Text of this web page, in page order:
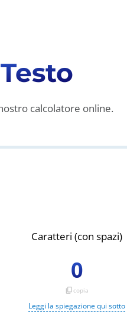
calcolatore online.
Caratteri (con spazi)
0
content_copycopia
Leggi la spiegazione qui sotto